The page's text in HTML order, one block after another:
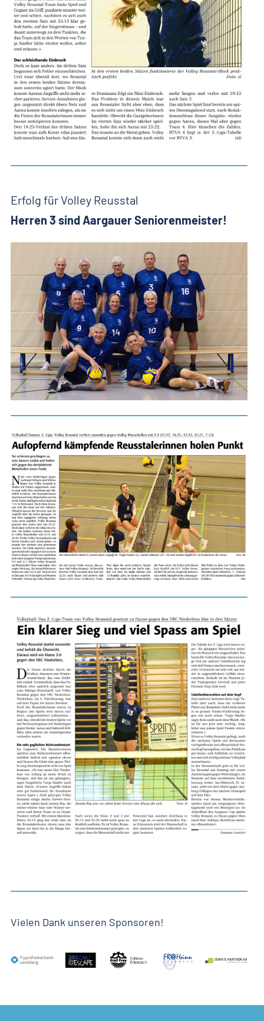
Erfolg für Volley Reusstal
Herren 3 sind Aargauer Seniorenmeister!
Vielen Dank unseren Sponsoren!